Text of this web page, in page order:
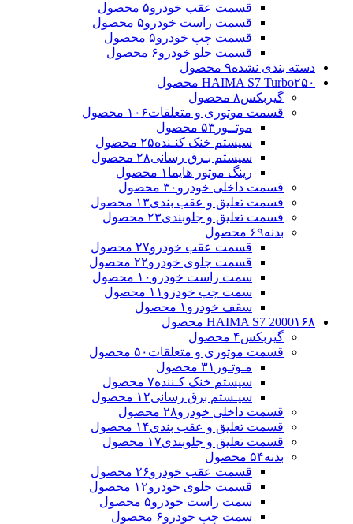
قسمت عقب خودرو۵ محصول
قسمت راست خودرو۵ محصول
قسمت چپ خودرو۵ محصول
قسمت جلو خودرو۶ محصول
دسته بندی نشده۹ محصول
HAIMA S7 Turbo۲۵۰ محصول
گیربکس۸ محصول
قسمت موتوری و متعلقات۱۰۶ محصول
موتــور ۵۳ محصول
سیستم خنک کنـنده۲۵ محصول
سیستم بـرق رسانی۲۸ محصول
رینگ موتور هایما ۱ محصول
قسمت داخلی خودرو ۳۰ محصول
قسمت تعلیق و عقب بندی۱۳ محصول
قسمت تعلیق و جلوبندی۲۳ محصول
بدنه۶۹ محصول
قسمت عقب خودرو۲۷ محصول
قسمت جلوی خودرو۲۲ محصول
سمت راست خودرو ۱۰ محصول
سمت چپ خودرو ۱۱ محصول
سقف خودرو ۱ محصول
HAIMA S7 2000۱۶۸ محصول
گیربکس۴ محصول
قسمت موتوری و متعلقات ۵۰ محصول
مـوتـور ۳۱ محصول
سیستم خنک کـننده۷ محصول
سیـستم برق رسانی۱۲ محصول
قسمت داخلی خودرو۲۸ محصول
قسمت تعلیق و عقب بندی۱۴ محصول
قسمت تعلیق و جلوبندی۱۷ محصول
بدنه۵۴ محصول
قسمت عقب خودرو۲۶ محصول
قسمت جلوی خودرو۱۲ محصول
سمت راست خودرو۵ محصول
سمت چپ خودرو۶ محصول